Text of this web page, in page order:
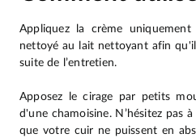
Appliquez la crème
nettoyé au lait nettoyant afin
suite de l’entretien.
Apposez le cirage par petits
d'une chamoisine. N’hésitez pas
que votre cuir ne puissent en